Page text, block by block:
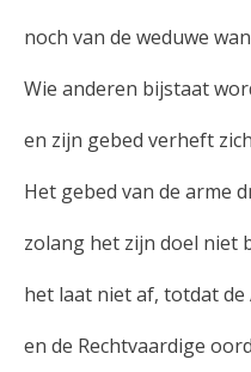
noch van de weduwe
Wie anderen bijstaat
en zijn gebed verheft
Het gebed van de arme
zolang het zijn doel niet
het laat niet af, totdat
en de Rechtvaardige